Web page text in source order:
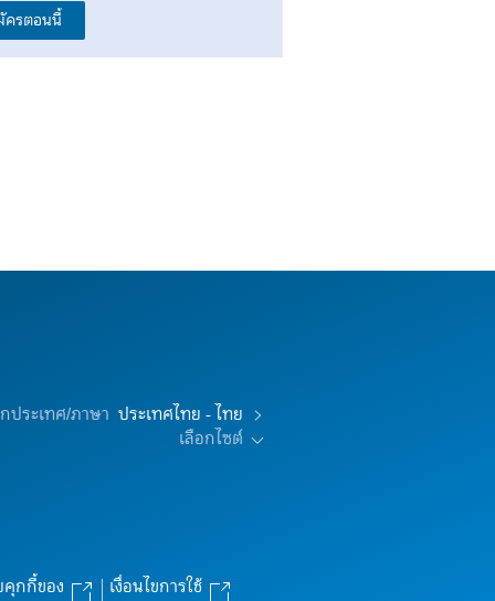
ครตอนนี้
ประเทศ/ภาษา ประเทศไทย - ไทย
เลือกไซต์
กกี้ของ เงื่อนไขการใช้